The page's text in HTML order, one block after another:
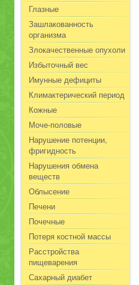
Глазные
Зашлакованность
организма
Злокачественные опухоли
Избыточный вес
Имунные дефициты
Климактерический период
Кожные
Моче-половые
Нарушение потенции,
фригидность
Нарушения обмена
веществ
Облысение
Печени
Почечные
Потеря костной массы
Расстройства
пищеварения
Сахарный диабет